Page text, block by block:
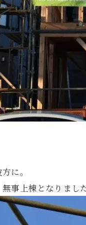
に。
事上棟となりまし